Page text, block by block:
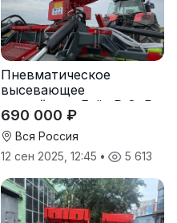
Пневматическое
высевающее
устройство Folio R-8, R-
12
690 000 ₽
Вся Россия
12 сен 2025, 12:45 • 5 613